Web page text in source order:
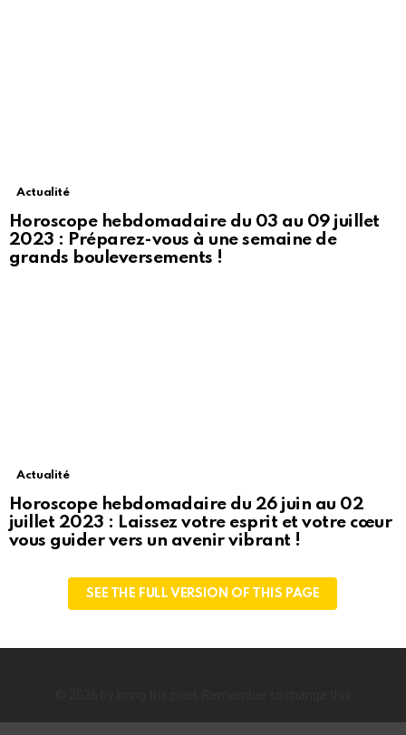
Actualité
Horoscope hebdomadaire du 03 au 09 juillet
2023 : Préparez-vous à une semaine de
grands bouleversements !
Actualité
Horoscope hebdomadaire du 26 juin au 02
juillet 2023 : Laissez votre esprit et votre cœur
vous guider vers un avenir vibrant !
SEE THE FULL VERSION OF THIS PAGE